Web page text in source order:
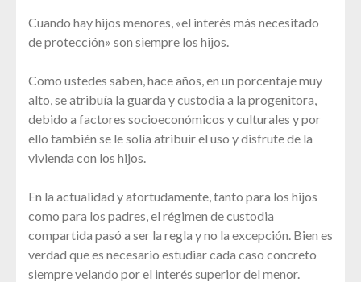
Cuando hay hijos menores, «el interés más necesitado
de protección» son siempre los hijos.
Como ustedes saben, hace años, en un porcentaje muy
alto, se atribuía la guarda y custodia a la progenitora,
debido a factores socioeconómicos y culturales y por
ello también se le solía atribuir el uso y disfrute de la
vivienda con los hijos.
En la actualidad y afortudamente, tanto para los hijos
como para los padres, el régimen de custodia
compartida pasó a ser la regla y no la excepción. Bien es
verdad que es necesario estudiar cada caso concreto
siempre velando por el interés superior del menor.